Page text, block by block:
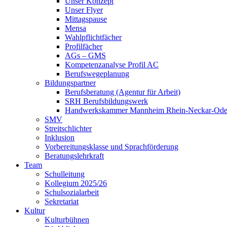
Unser Flyer
Mittagspause
Mensa
Wahlpflichtfächer
Profilfächer
AGs – GMS
Kompetenzanalyse Profil AC
Berufswegeplanung
Bildungspartner
Berufsberatung (Agentur für Arbeit)
SRH Berufsbildungswerk
Handwerkskammer Mannheim Rhein-Neckar-
SMV
Streitschlichter
Inklusion
Vorbereitungsklasse und Sprachförderung
Beratungslehrkraft
Team
Schulleitung
Kollegium 2025/26
Schulsozialarbeit
Sekretariat
Kultur
Kulturbühnen